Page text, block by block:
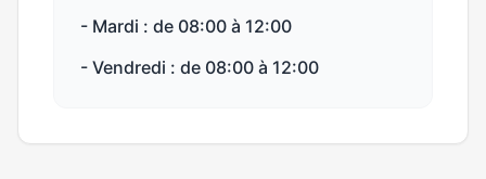
- Mardi : de 08:00 à 12:00
- Vendredi : de 08:00 à 12:00